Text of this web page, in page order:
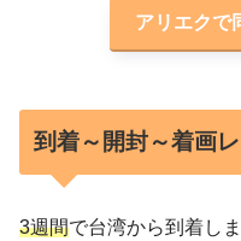
アリエクで
到着～開封～着画
3週間で台湾から到着しま